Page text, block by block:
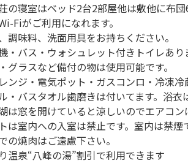
の寝室はベッド2台2部屋他は敷他に布団
Fiがご利用になれます。
調味料、洗面用具をお持ちください。
・バス・ウォシュレット付きトイレあり
グラスなど備付の物は使用可能です。
ンジ・電気ポット・ガスコンロ・冷凍
・バスタオル歯磨きは付いてます。浴衣
は窓を開けていると涼しいのでエアコン
は室内への入室は禁止です。室内は禁煙
の焼肉はご遠慮下さい。
温泉“八峰の湯”割引で利用できます